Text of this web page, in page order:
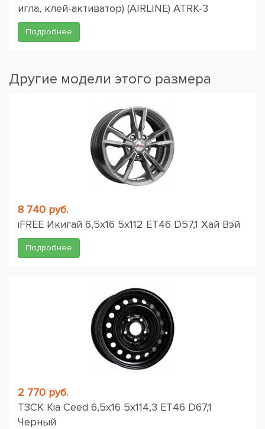
игла, клей-активатор) (AIRLINE) ATRK-3
Подробнее
Другие модели этого размера
8 740 руб.
iFREE Икигай 6,5x16 5x112 ET46 D57,1 Хай Вэй
Подробнее
2 770 руб.
ТЗСК Kia Ceed 6,5x16 5x114,3 ET46 D67,1
Черный